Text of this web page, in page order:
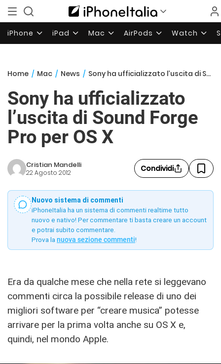
iPhone iPad Mac AirPods Watch
Home / Mac / News / Sony ha ufficializzato l’uscita di Sound Forge Pro per OS X
Sony ha ufficializzato
l’uscita di Sound Forge
Pro per OS X
Cristian Mandelli
22 Agosto 2012 Condividi
Nuovo sistema di commenti
iPhoneItalia ha un sistema di commenti realtime tutto
nuovo e nativo! Per commentare ti basta creare un account
e potrai subito commentare.
Prova la nuova sezione commenti!
Era da qualche mese che nella rete si leggevano
commenti circa la possibile release di uno dei
migliori software per “creare musica” potesse
arrivare per la prima volta anche su OS X e,
quindi, nel mondo Apple.